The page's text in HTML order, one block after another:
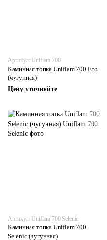
Артикул: Uniflam 700
Каминная топка Uniflam 700 Eco
(чугунная)
Цену уточняйте
Артикул: Uniflam 700 Selenic
Каминная топка Uniflam 700
Selenic (чугунная)